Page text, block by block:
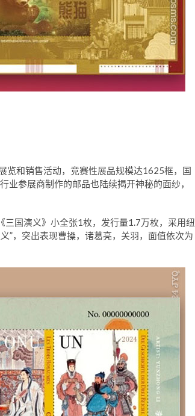
览和销售活动，竞赛性展品规模达1625框，国
参展商制作的邮品也陆续揭开神秘的面纱，
国演义》小全张1枚，发行量1.7万枚，采用纽
”，突出表现曹操，诸葛亮，关羽，面值依次为